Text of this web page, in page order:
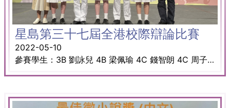
星島第三十七屆全港校際辯論比賽
2022-05-10
參賽學生：3B 劉詠兒 4B 梁佩瑜 4C 錢智朗 4C 周子晴 4D 吳健俊 獎項：季軍